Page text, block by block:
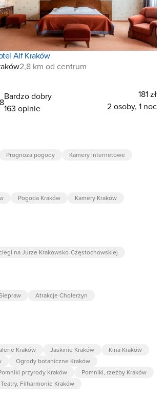
Alf Kraków
2,8 km od centrum
Bardzo dobry
163 opinie
181 zł
2 osoby, 1 noc
Prognoza pogody Kamery internetowe
Pogoda Kraków
Kamery Kraków
na Jurze Krakowsko-Częstochowskiej
Atrakcje Cholerzyn
Kraków Jaskinie Kraków
Kina Kraków
Ogrody botaniczne Kraków
przyrody Kraków
Pomniki, rzeźby Kraków
Teatry, Filharmonie Kraków